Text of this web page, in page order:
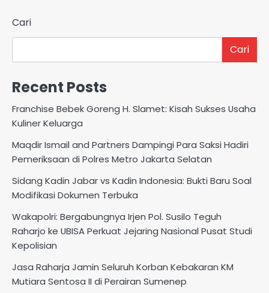
Cari
Cari
Recent Posts
Franchise Bebek Goreng H. Slamet: Kisah Sukses Usaha
Kuliner Keluarga
Maqdir Ismail and Partners Dampingi Para Saksi Hadiri
Pemeriksaan di Polres Metro Jakarta Selatan
Sidang Kadin Jabar vs Kadin Indonesia: Bukti Baru Soal
Modifikasi Dokumen Terbuka
Wakapolri: Bergabungnya Irjen Pol. Susilo Teguh
Raharjo ke UBISA Perkuat Jejaring Nasional Pusat Studi
Kepolisian
Jasa Raharja Jamin Seluruh Korban Kebakaran KM
Mutiara Sentosa II di Perairan Sumenep